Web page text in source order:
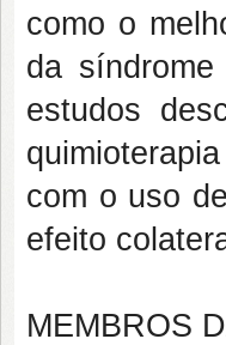
como o
da
estudos
com o uso
efeito
MEMBROS